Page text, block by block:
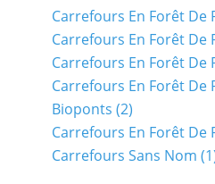
Carrefours En Forêt De
Carrefours En Forêt De
Carrefours En Forêt De
Carrefours En Forêt De
Bioponts (2)
Carrefours En Forêt De
Carrefours Sans Nom